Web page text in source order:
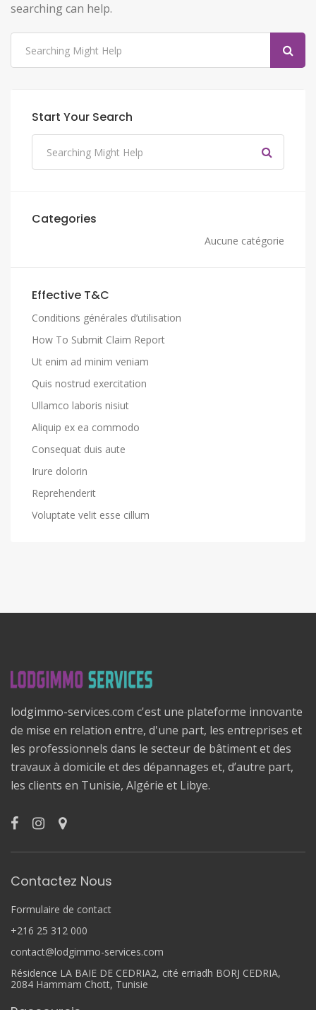
searching can help.
Start Your Search
Categories
Aucune catégorie
Effective T&C
Conditions générales d’utilisation
How To Submit Claim Report
Ut enim ad minim veniam
Quis nostrud exercitation
Ullamco laboris nisiut
Aliquip ex ea commodo
Consequat duis aute
Irure dolorin
Reprehenderit
Voluptate velit esse cillum
lodgimmo-services.com c'est une plateforme innovante
de mise en relation entre, d'une part, les entreprises et
les professionnels dans le secteur de bâtiment et des
travaux à domicile et des dépannages et, d’autre part,
les clients en Tunisie, Algérie et Libye.
Contactez Nous
Formulaire de contact
+216 25 312 000
contact@lodgimmo-services.com
Résidence LA BAIE DE CEDRIA2, cité erriadh BORJ CEDRIA,
2084 Hammam Chott, Tunisie